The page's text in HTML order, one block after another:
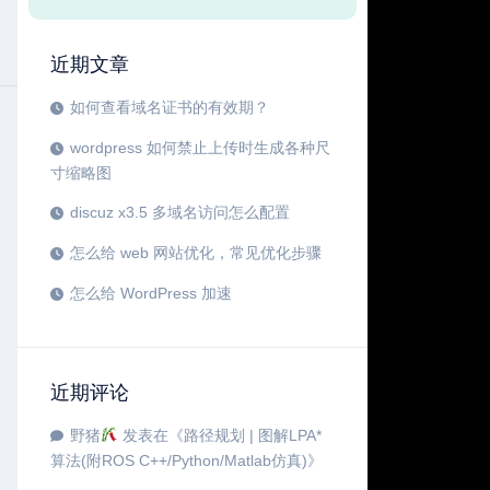
近期文章
如何查看域名证书的有效期？
wordpress 如何禁止上传时生成各种尺
寸缩略图
discuz x3.5 多域名访问怎么配置
怎么给 web 网站优化，常见优化步骤
怎么给 WordPress 加速
近期评论
野猪 发表在《路径规划 | 图解LPA*
算法(附ROS C++/Python/Matlab仿真)》